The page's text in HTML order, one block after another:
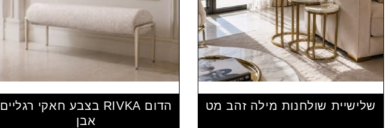
שלישיית שולחנות מילה זהב מט
הדום RIVKA בצבע חאקי רגליים
אבן